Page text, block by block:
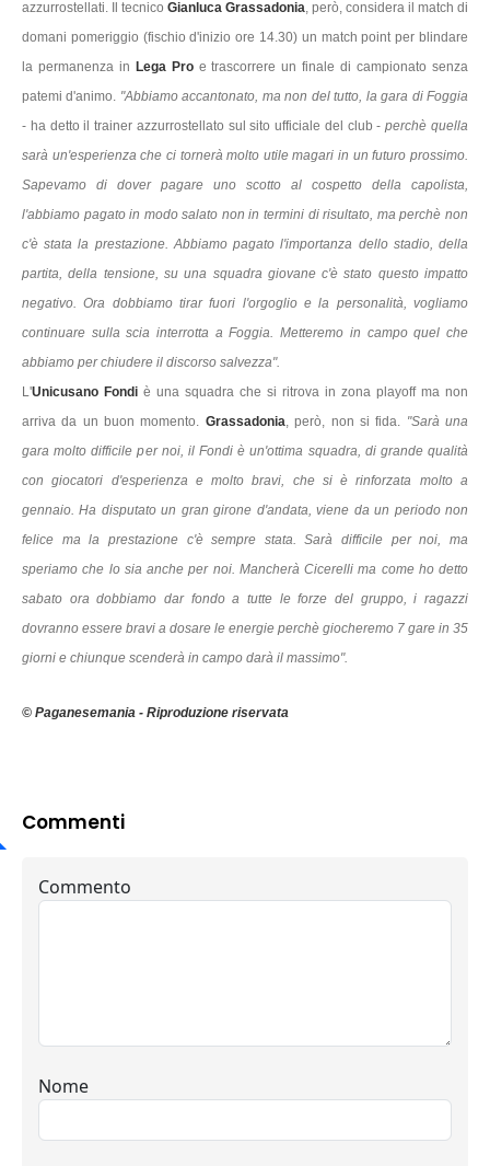
azzurrostellati. Il tecnico Gianluca Grassadonia , però, considera il match di
domani pomeriggio (fischio d'inizio ore 14.30) un match point per blindare
la permanenza in Lega Pro e trascorrere un finale di campionato senza
patemi d'animo. "Abbiamo accantonato, ma non del tutto, la gara di Foggia
- ha detto il trainer azzurrostellato sul sito ufficiale del club -perchè quella
sarà un'esperienza che ci tornerà molto utile magari in un futuro prossimo.
Sapevamo di dover pagare uno scotto al cospetto della capolista,
l'abbiamo pagato in modo salato non in termini di risultato, ma perchè non
c'è stata la prestazione. Abbiamo pagato l'importanza dello stadio, della
partita, della tensione, su una squadra giovane c'è stato questo impatto
negativo. Ora dobbiamo tirar fuori l'orgoglio e la personalità, vogliamo
continuare sulla scia interrotta a Foggia. Metteremo in campo quel che
abbiamo per chiudere il discorso salvezza".
L'Unicusano Fondi è una squadra che si ritrova in zona playoff ma non
arriva da un buon momento. Grassadonia , però, non si fida. "Sarà una
gara molto difficile per noi, il Fondi è un'ottima squadra, di grande qualità
con giocatori d'esperienza e molto bravi, che si è rinforzata molto a
gennaio. Ha disputato un gran girone d'andata, viene da un periodo non
felice ma la prestazione c'è sempre stata. Sarà difficile per noi, ma
speriamo che lo sia anche per noi. Mancherà Cicerelli ma come ho detto
sabato ora dobbiamo dar fondo a tutte le forze del gruppo, i ragazzi
dovranno essere bravi a dosare le energie perchè giocheremo 7 gare in 35
giorni e chiunque scenderà in campo darà il massimo".
© Paganesemania - Riproduzione riservata
Commenti